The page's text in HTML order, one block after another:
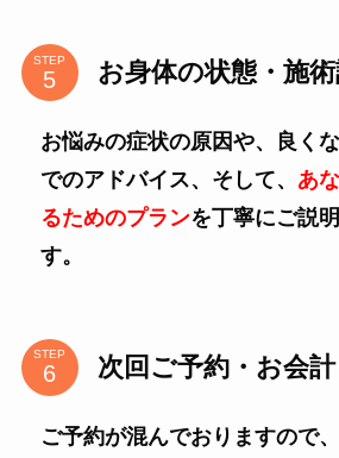
STEP お身体の状態・施
お悩みの症状の原因や、良く
でのアドバイス、そして、 あ
るためのプランを丁寧にご説
す。
STEP 次回ご予約・お会計
ご予約が混んでおりますので